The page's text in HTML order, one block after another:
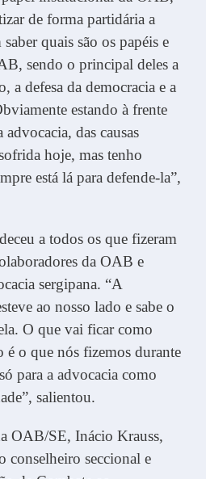
de forma partidária a
quais são os papéis e
sendo o principal deles a
a defesa da democracia e a
estando à frente
advocacia, das causas
hoje, mas tenho
está lá para defende-la”,
a todos os que fizeram
da OAB e
sergipana. “A
ao nosso lado e sabe o
O que vai ficar como
é o que nós fizemos durante
para a advocacia como
salientou.
OAB/SE, Inácio Krauss,
conselheiro seccional e